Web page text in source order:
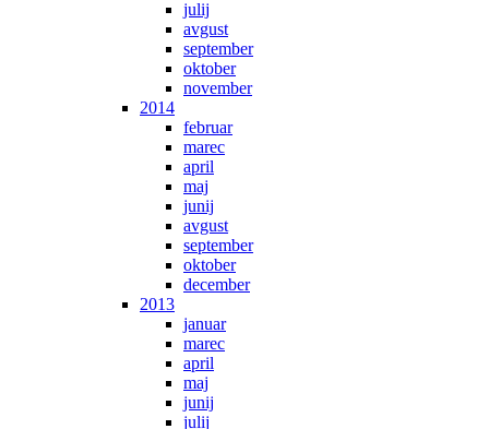
julij
avgust
september
oktober
november
2014
februar
marec
april
maj
junij
avgust
september
oktober
december
2013
januar
marec
april
maj
junij
julij